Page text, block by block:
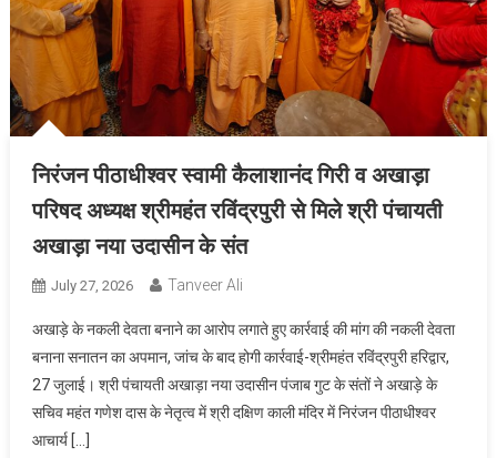
निरंजन पीठाधीश्वर स्वामी कैलाशानंद गिरी व अखाड़ा
परिषद अध्यक्ष श्रीमहंत रविंद्रपुरी से मिले श्री पंचायती
अखाड़ा नया उदासीन के संत
July 27, 2026 Tanveer Ali
अखाड़े के नकली देवता बनाने का आरोप लगाते हुए कार्रवाई की मांग की नकली देवता
बनाना सनातन का अपमान, जांच के बाद होगी कार्रवाई-श्रीमहंत रविंद्रपुरी हरिद्वार,
27 जुलाई। श्री पंचायती अखाड़ा नया उदासीन पंजाब गुट के संतों ने अखाड़े के
सचिव महंत गणेश दास के नेतृत्व में श्री दक्षिण काली मंदिर में निरंजन पीठाधीश्वर
आचार्य […]